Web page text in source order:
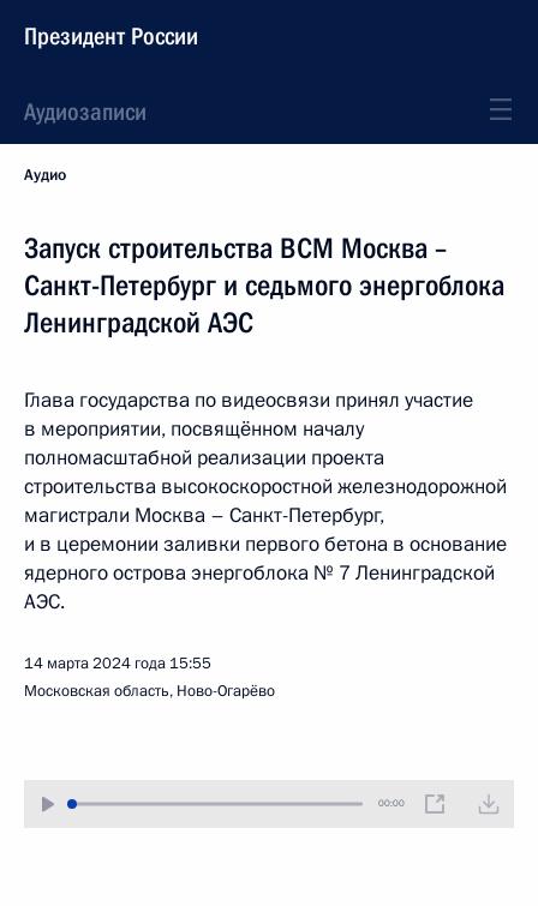
Президент России
Аудиозаписи
Аудио
Запуск строительства ВСМ Москва –
Санкт-Петербург и седьмого энергоблока
Ленинградской АЭС
Глава государства по видеосвязи принял участие
в мероприятии, посвящённом началу
полномасштабной реализации проекта
строительства высокоскоростной железнодорожной
магистрали Москва – Санкт-Петербург,
и в церемонии заливки первого бетона в основание
ядерного острова энергоблока № 7 Ленинградской
АЭС.
14 марта 2024 года 15:55
Московская область, Ново-Огарёво
00:00